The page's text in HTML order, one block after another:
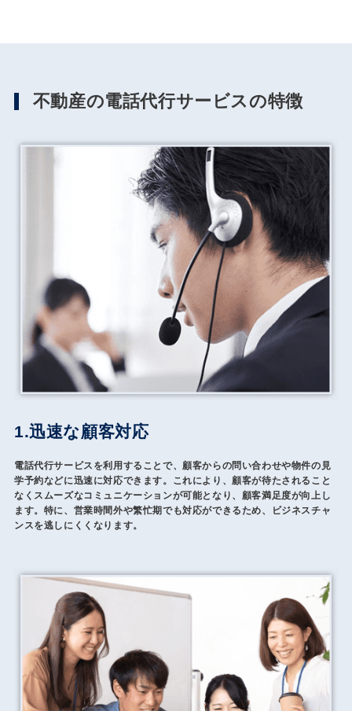
不動産の電話代行サービスの特徴
1.迅速な顧客対応
電話代行サービスを利用することで、顧客からの問い合わせや物件の見
学予約などに迅速に対応できます。これにより、顧客が待たされること
なくスムーズなコミュニケーションが可能となり、顧客満足度が向上し
ます。特に、営業時間外や繁忙期でも対応ができるため、ビジネスチャ
ンスを逃しにくくなります。